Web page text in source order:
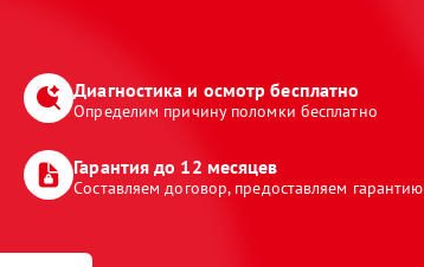
Диагностика и осмотр бесплатно
Определим причину поломки бесплатно
Гарантия до 12 месяцев
Составляем договор, предоставляем гарантию